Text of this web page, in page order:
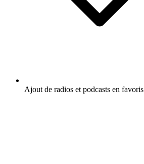
Ajout de radios et podcasts en favoris